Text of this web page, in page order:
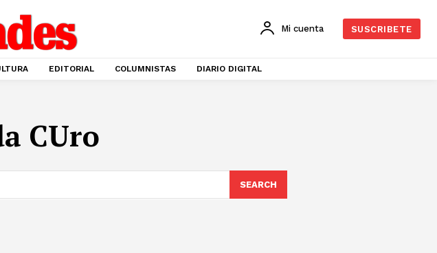
Mi cuenta SUSCRIBETE
EDITORIAL COLUMNISTAS DIARIO DIGITAL
CUro
SEARCH